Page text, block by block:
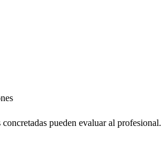
pueden evaluar al profesional.